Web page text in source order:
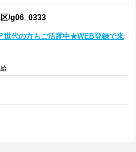
/g06_0333
世代の方もご活躍中★WEB登録で来